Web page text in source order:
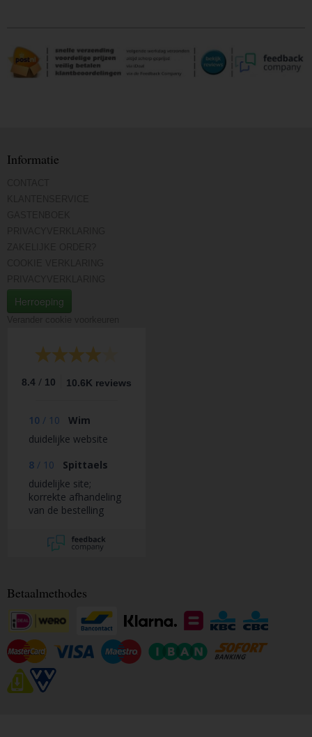
Informatie
Herroeping
8.4 / 10 10.6K reviews
10 / 10
Wim
duidelijke website
8 / 10
Spittaels
duidelijke site;
korrekte afhandeling
van de bestelling
Betaalmethodes